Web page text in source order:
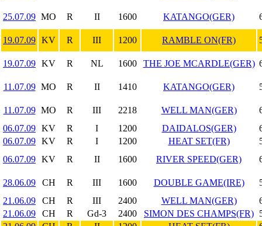
25.07.09 MO R II 1600 KATANGO(GER)
19.07.09 KV R III 1200 RAMBLE ON(FR)
19.07.09 KV R NL 1600 THE JOE MCARDLE(GER)
11.07.09 MO R II 1410 KATANGO(GER)
11.07.09 MO R III 2218 WELL MAN(GER)
06.07.09 KV R I 1200 DAIDALOS(GER)
06.07.09 KV R I 1200 HEAT SET(FR)
06.07.09 KV R II 1600 RIVER SPEED(GER)
28.06.09 CH R III 1600 DOUBLE GAME(IRE)
21.06.09
CH R III 2400 WELL MAN(GER)
21.06.09
CH R Gd-3 2400 SIMON DES CHAMPS(FR)